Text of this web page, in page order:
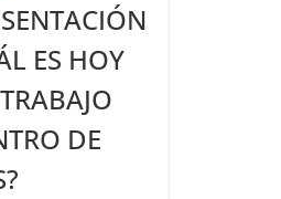
ES HOY
DE